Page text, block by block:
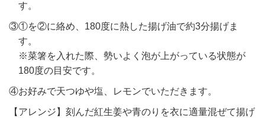
す。
③①を②に絡め、180度に熱した揚げ油で約3分揚げま
す。
※菜箸を入れた際、勢いよく泡が上がっている状態が
180度の目安です。
④お好みで天つゆや塩、レモンでいただきます。
【アレンジ】刻んだ紅生姜や青のりを衣に適量混ぜて揚げ